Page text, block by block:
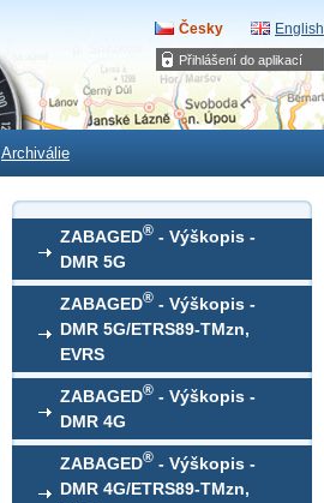
Přihlášení do aplikací
Česky English
Archiválie
ZABAGED® - Výškopis -
DMR 5G
ZABAGED® - Výškopis -
DMR 5G/ETRS89-TMzn,
EVRS
ZABAGED® - Výškopis -
DMR 4G
ZABAGED® - Výškopis -
DMR 4G/ETRS89-TMzn,